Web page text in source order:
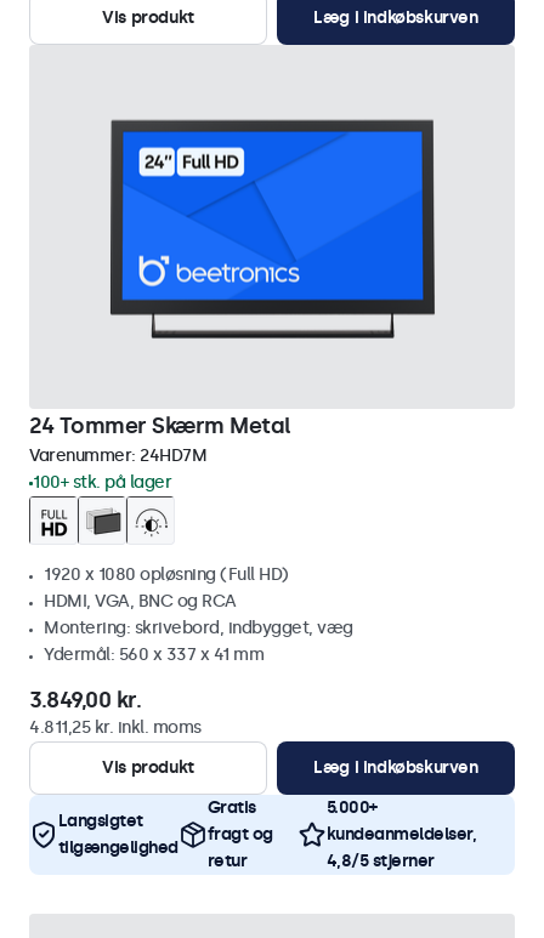
Vis produkt
Læg i indkøbskurven
24 Tommer Skærm Metal
Varenummer: 24HD7M
100+ stk. på lager
1920 x 1080 opløsning (Full HD)
HDMI, VGA, BNC og RCA
Montering: skrivebord, indbygget, væg
Ydermål: 560 x 337 x 41 mm
3.849,00 kr.
4.811,25 kr. inkl. moms
Vis produkt
Læg i indkøbskurven
Langsigtet
tilgængelighed
Gratis
fragt og
retur
5.000+
kundeanmeldelser,
4,8/5 stjerner